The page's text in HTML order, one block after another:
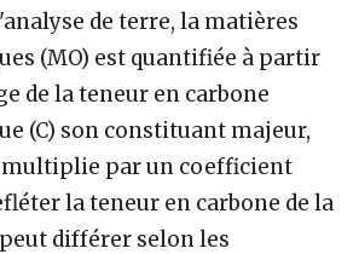
de terre, la matières
(MO) est quantifiée à partir
de la teneur en carbone
(C) son constituant majeur,
multiplie par un coefficient
la teneur en carbone de la
différer selon les